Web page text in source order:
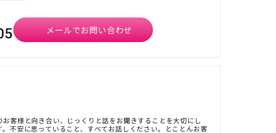
メールでお問い合わせ
お客様と向き合い、じっくりと話をお聞きすることを大切にし
。不安に思っていること、すべてお話しください。とことんお客